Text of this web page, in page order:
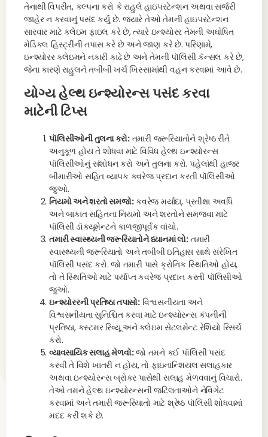
તેનાથી વિપરીત, કલ્પના કરો કે રાહુલે હાઇપરટેન્શન અથવા સર્જરી
જાહેર ન કરવાનું પસંદ કર્યું છે. જ્યારે તેઓ તેમની હાઇપરટેન્શન
સારવાર માટે ક્લેઇમ ફાઇલ કરે છે, ત્યારે ઇન્શ્યોરર તેમની અઘોષિત
મેડિકલ હિસ્ટ્રીની તપાસ કરે છે અને જાણ કરે છે. પરિણામે,
ઇન્શ્યોરર ક્લેઇમને નકારી કાઢે છે અને તેમની પૉલિસી કૅન્સલ કરે છે,
જેના કારણે રાહુલને તબીબી ખર્ચ ખિસ્સામાંથી વહન કરવામાં આવે છે.
યોગ્ય હેલ્થ ઇન્શ્યોરન્સ પસંદ કરવા
માટેની ટિપ્સ
પૉલિસીઓની તુલના કરો:તમારી જરૂરિયાતોને શ્રેષ્ઠ રીતે
અનુકૂળ હોય તે શોધવા માટે વિવિધ હેલ્થ ઇન્શ્યોરન્સ
પૉલિસીઓનું સંશોધન કરો અને તુલના કરો. પહેલાંથી હાજર
બીમારીઓ સહિત વ્યાપક કવરેજ પ્રદાન કરતી પૉલિસીઓ
જુઓ.
નિયમો અને શરતો સમજો:કવરેજ મર્યાદા, પ્રતીક્ષા અવધિ
અને બાકાત સહિતના નિયમો અને શરતોને સમજવા માટે
પૉલિસી ડૉક્યૂમેન્ટને કાળજીપૂર્વક વાંચો.
તમારી સ્વાસ્થ્યની જરૂરિયાતોને ધ્યાનમાં લો: તમારી
સ્વાસ્થ્યની જરૂરિયાતો અને તબીબી ઇતિહાસ સાથે સંરેખિત
પૉલિસી પસંદ કરો. જો તમારી પાસે ક્રોનિક સ્થિતિઓ હોય,
તો તે સ્થિતિઓ માટે પર્યાપ્ત કવરેજ પ્રદાન કરતી પૉલિસીઓ
જુઓ.
ઇન્શ્યોરરની પ્રતિષ્ઠા તપાસો:વિશ્વસનીયતા અને
વિશ્વસનીયતા સુનિશ્ચિત કરવા માટે ઇન્શ્યોરન્સ કંપનીની
પ્રતિષ્ઠા, કસ્ટમર રિવ્યૂ અને ક્લેઇમ સેટલમેન્ટ રેશિયો રિસર્ચ
કરો.
વ્યાવસાયિક સલાહ મેળવો:જો તમને કઈ પૉલિસી પસંદ
કરવી તે વિશે ખાતરી ન હોય, તો ફાઇનાન્શિયલ સલાહકાર
અથવા ઇન્શ્યોરન્સ બ્રોકર પાસેથી સલાહ મેળવવાનું વિચારો.
તેઓ તમને હેલ્થ ઇન્શ્યોરન્સની જટિલતાઓને નેવિગેટ
કરવામાં અને તમારી જરૂરિયાતો માટે શ્રેષ્ઠ પૉલિસી શોધવામાં
મદદ કરી શકે છે.